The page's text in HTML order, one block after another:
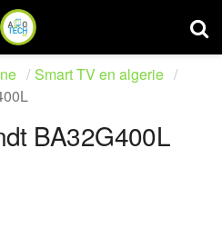
Smart TV en algerie
BA32G400L